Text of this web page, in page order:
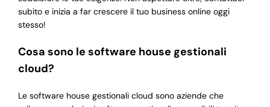
subito e inizia a far crescere il tuo business online oggi
stesso!
Cosa sono le software house gestionali
cloud?
Le software house gestionali cloud sono aziende che